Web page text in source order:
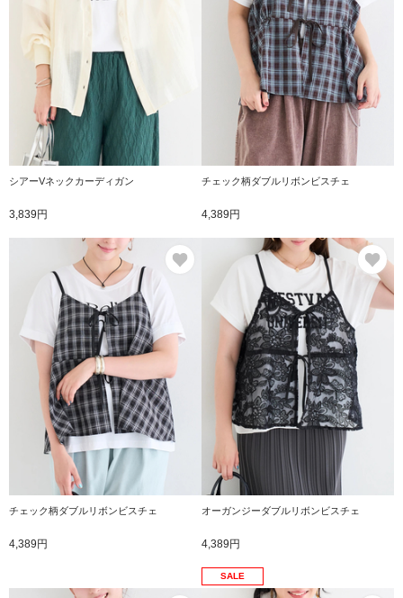
シアーVネックカーディガン
3,839円
チェック柄ダブルリボンビスチェ
4,389円
チェック柄ダブルリボンビスチェ
4,389円
オーガンジーダブルリボンビスチェ
4,389円
SALE